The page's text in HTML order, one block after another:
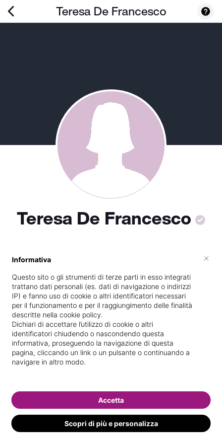
Teresa De Francesco
Teresa De Francesco
Specializzata inMassaggi del
benessere
Vedi le informazioni di Teresa
Informativa
Questo sito o gli strumenti di terze parti in esso integrati
trattano dati personali (es. dati di navigazione o indirizzi
IP) e fanno uso di cookie o altri identificatori necessari
per il funzionamento e per il raggiungimento delle finalità
descritte nella cookie policy.
Dichiari di accettare l’utilizzo di cookie o altri
identificatori chiudendo o nascondendo questa
informativa, proseguendo la navigazione di questa
pagina, cliccando un link o un pulsante o continuando a
navigare in altro modo.
Scopri di più e personalizza
Accetta
×